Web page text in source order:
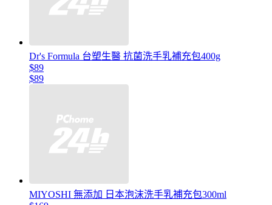
Dr's Formula 台塑生醫 抗菌洗手乳補充包400g
$89
$89
MIYOSHI 無添加 日本泡沫洗手乳補充包300ml